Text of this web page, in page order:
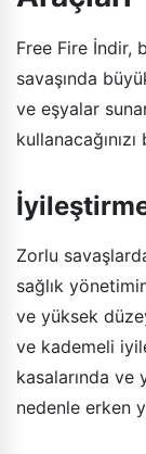
Free Fire İndir,
savaşında
ve eşyalar
Zorlu
sağlık
ve yüksek
ve kademeli
kasalarında ve
nedenle erken